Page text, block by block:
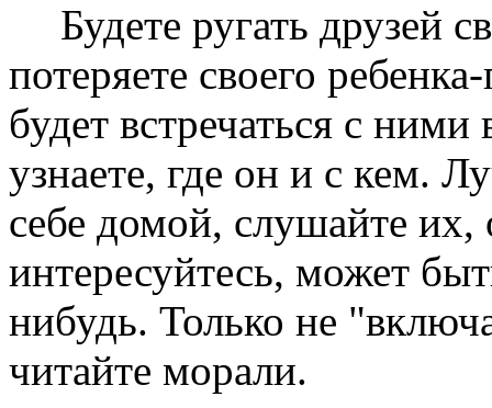
Будете ругать друзей
потеряете своего
будет встречаться с
узнаете, где он и с кем.
себе домой, слушайте
интересуйтесь, может
нибудь. Только не
читайте морали.